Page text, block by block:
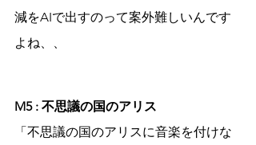
減をAIで出すのって案外難しいんです
よね、、
M5 : 不思議の国のアリス
「不思議の国のアリスに音楽を付けな